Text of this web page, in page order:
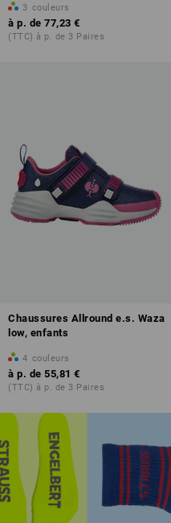
3 couleurs
à p. de 77,23 €
(TTC) à p. de 3 Paires
Chaussures Allround e.s. Waza
low, enfants
4 couleurs
à p. de 55,81 €
(TTC) à p. de 3 Paires